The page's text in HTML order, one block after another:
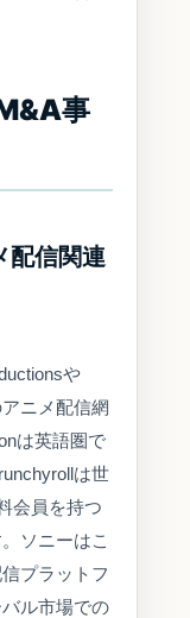
事
配信関連
や
ニメ配信網
は英語圏で
は世
会員を持つ
ソニーはこ
プラットフ
ル市場での